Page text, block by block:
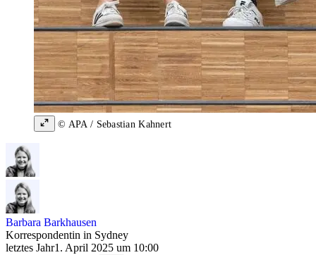
© APA / Sebastian Kahnert
Barbara Barkhausen
Korrespondentin in Sydney
letztes Jahr1. April 2025 um 10:00